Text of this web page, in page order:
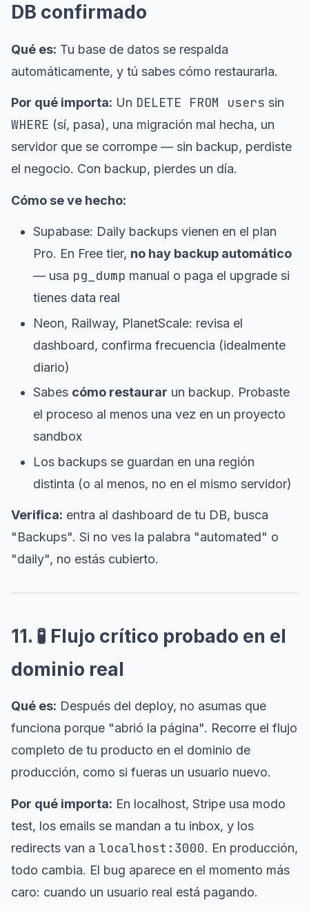
DB confirmado
Qué es: Tu base de datos se respalda
automáticamente, y tú sabes cómo restaurarla.
Por qué importa: Un DELETE FROM users sin
WHERE (sí, pasa), una migración mal hecha, un
servidor que se corrompe — sin backup, perdiste
el negocio. Con backup, pierdes un día.
Cómo se ve hecho:
Supabase: Daily backups vienen en el plan
Pro. En Free tier, no hay backup automático
— usa pg_dump manual o paga el upgrade si
tienes data real
Neon, Railway, PlanetScale: revisa el
dashboard, confirma frecuencia (idealmente
diario)
Sabes cómo restaurar un backup. Probaste
el proceso al menos una vez en un proyecto
sandbox
Los backups se guardan en una región
distinta (o al menos, no en el mismo servidor)
Verifica: entra al dashboard de tu DB, busca
"Backups". Si no ves la palabra "automated" o
"daily", no estás cubierto.
11. 🧪 Flujo crítico probado en el
dominio real
Qué es: Después del deploy, no asumas que
funciona porque "abrió la página". Recorre el flujo
completo de tu producto en el dominio de
producción, como si fueras un usuario nuevo.
Por qué importa: En localhost, Stripe usa modo
test, los emails se mandan a tu inbox, y los
redirects van a localhost:3000. En producción,
todo cambia. El bug aparece en el momento más
caro: cuando un usuario real está pagando.